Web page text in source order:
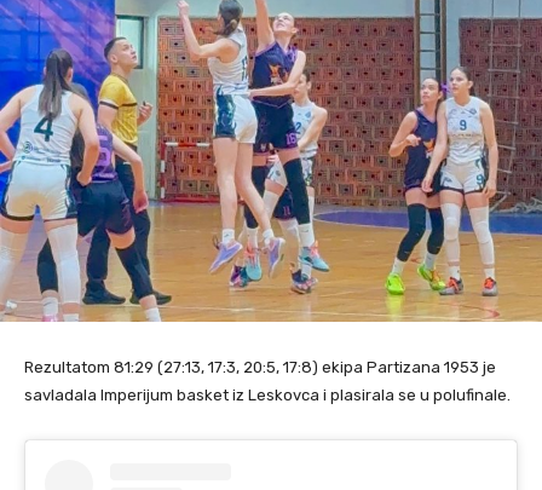
Rezultatom 81:29 (27:13, 17:3, 20:5, 17:8) ekipa Partizana 1953 je
savladala Imperijum basket iz Leskovca i plasirala se u polufinale.